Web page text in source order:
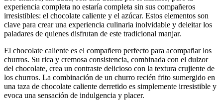
experiencia completa no estaría completa sin sus compañeros
irresistibles: el chocolate caliente y el azúcar. Estos elementos son
clave para crear una experiencia culinaria inolvidable y deleitar los
paladares de quienes disfrutan de este tradicional manjar.
El chocolate caliente es el compañero perfecto para acompañar los
churros. Su rica y cremosa consistencia, combinada con el dulzor
del chocolate, crea un contraste delicioso con la textura crujiente de
los churros. La combinación de un churro recién frito sumergido en
una taza de chocolate caliente derretido es simplemente irresistible y
evoca una sensación de indulgencia y placer.